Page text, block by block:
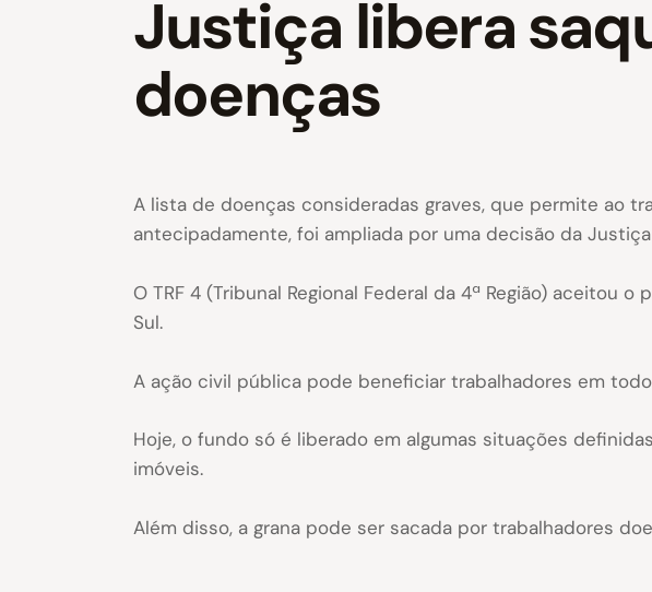
Justiça libera
doenças
A lista de doenças consideradas graves, que permite ao
antecipadamente, foi ampliada por uma decisão da
O TRF 4 (Tribunal Regional Federal da 4ª Região)
Sul.
A ação civil pública pode beneficiar trabalhadores em
Hoje, o fundo só é liberado em algumas situações
imóveis.
Além disso, a grana pode ser sacada por trabalhadores